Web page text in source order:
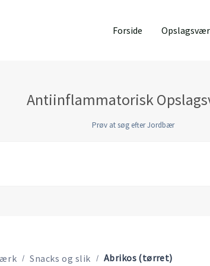
Forside
Antiinflammatorisk
Prøv at søg efter Jordbær
Snacks og slik Abrikos (tørret)